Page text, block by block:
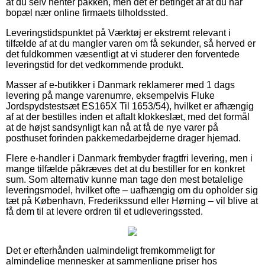
bopæl nær online firmaets tilholdssted.
Leveringstidspunktet på Værktøj er ekstremt relevant i
tilfælde af at du mangler varen om få sekunder, så herved er
det fuldkommen væsentligt at vi studerer den forventede
leveringstid for det vedkommende produkt.
Masser af e-butikker i Danmark reklamerer med 1 dags
levering på mange varenumre, eksempelvis Fluke
Jordspydstestsæt ES165X Til 1653/54), hvilket er afhængig
af at der bestilles inden et aftalt klokkeslæt, med det formål
at de højst sandsynligt kan nå at få de nye varer på
posthuset forinden pakkemedarbejderne drager hjemad.
Flere e-handler i Danmark frembyder fragtfri levering, men i
mange tilfælde påkræves det at du bestiller for en konkret
sum. Som alternativ kunne man tage den mest betalelige
leveringsmodel, hvilket ofte – uafhængig om du opholder sig
tæt på København, Frederikssund eller Hørning – vil blive at
få dem til at levere ordren til et udleveringssted.
Det er efterhånden ualmindeligt fremkommeligt for
almindelige mennesker at sammenligne priser hos